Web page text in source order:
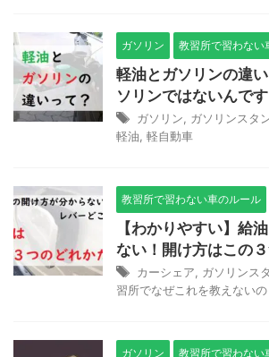
ガソリン 教習所で習わない
軽油とガソリンの違
ソリンではないんです
ガソリン, ガソリンスタ
軽油, 軽自動車
教習所で習わない車のルール
【わかりやすい】給
ない！開け方はこの
カーシェア, ガソリンス
習所でなぜこれを教えないの
ガソリン 教習所で習わない